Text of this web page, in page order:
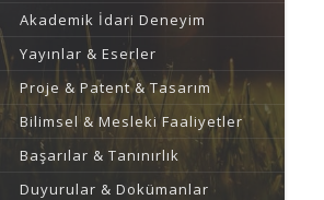
Akademik İdari Deneyim
Yayınlar & Eserler
Proje & Patent & Tasarım
Bilimsel & Mesleki Faaliyetler
Başarılar & Tanınırlık
Duyurular & Dokümanlar